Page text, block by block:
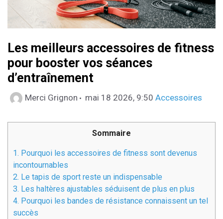
Les meilleurs accessoires de fitness
pour booster vos séances
d’entraînement
Merci Grignon mai 18 2026, 9:50 Catégories
Accessoires
Sommaire
1. Pourquoi les accessoires de fitness sont devenus
incontournables
2. Le tapis de sport reste un indispensable
3. Les haltères ajustables séduisent de plus en plus
4. Pourquoi les bandes de résistance connaissent un tel
succès